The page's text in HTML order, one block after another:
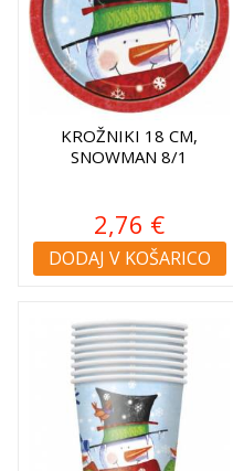
KROŽNIKI 18 CM,
SNOWMAN 8/1
2,76 €
DODAJ V KOŠARICO